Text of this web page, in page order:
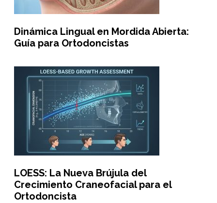
Dinámica Lingual en Mordida Abierta:
Guía para Ortodoncistas
LOESS: La Nueva Brújula del
Crecimiento Craneofacial para el
Ortodoncista